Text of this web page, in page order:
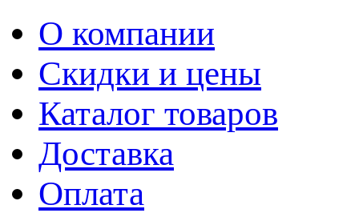
О компании
Скидки и цены
Каталог товаров
Доставка
Оплата